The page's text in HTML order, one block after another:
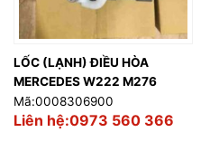
LỐC (LẠNH) ĐIỀU HÒA
MERCEDES W222 M276
Mã:0008306900
Liên hệ:0973 560 366